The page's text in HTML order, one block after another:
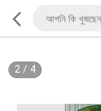
2/ 4